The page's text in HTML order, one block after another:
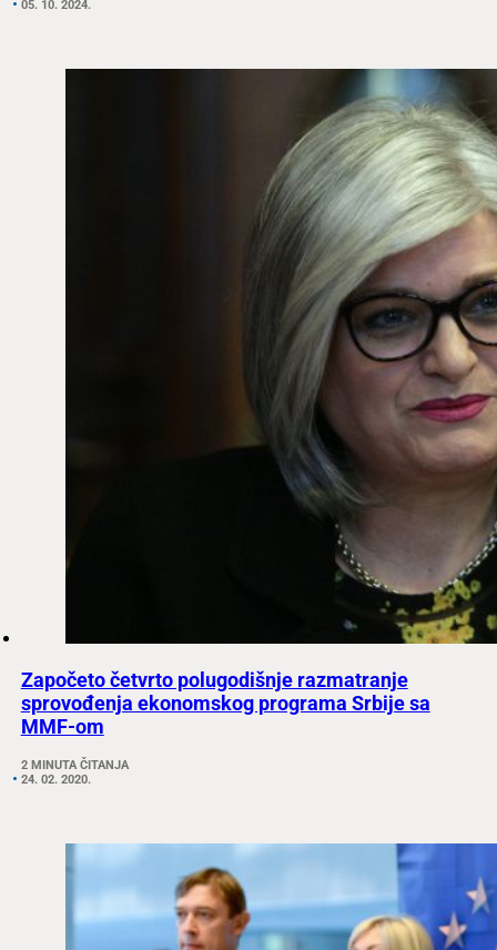
05. 10. 2024.
Započeto četvrto polugodišnje razmatranje
sprovođenja ekonomskog programa Srbije sa
MMF-om
2 MINUTA ČITANJA
24. 02. 2020.